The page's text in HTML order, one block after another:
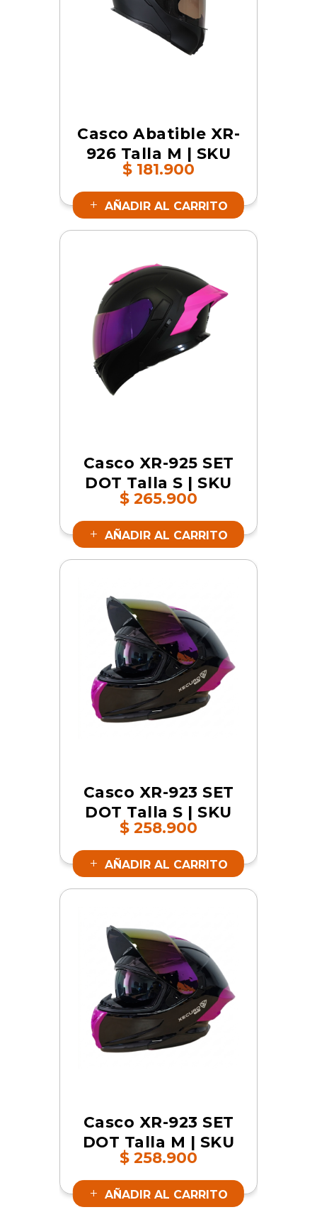
Casco Abatible XR-
926 Talla M | SKU
16658
$ 181.900
AÑADIR AL CARRITO
Casco XR-925 SET
DOT Talla S | SKU
16651
$ 265.900
AÑADIR AL CARRITO
Casco XR-923 SET
DOT Talla S | SKU
17343
$ 258.900
AÑADIR AL CARRITO
Casco XR-923 SET
DOT Talla M | SKU
17344
$ 258.900
AÑADIR AL CARRITO